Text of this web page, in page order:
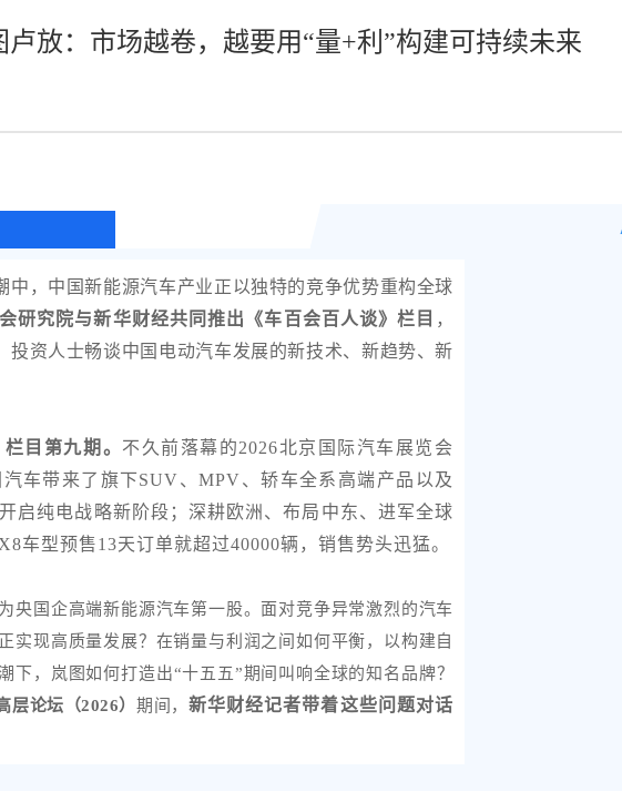
放：市场越卷，越要用“量+利”构建可持续未来
中，中国新能源汽车产业正以独特的竞争优势重构全球
研究院与新华财经共同推出《车百会百人谈》栏目 ，
投资人士畅谈中国电动汽车发展的新技术、新趋势、新
目第九期。 不久前落幕的2026北京国际汽车展览会
汽车带来了旗下SUV、MPV、轿车全系高端产品以及
启纯电战略新阶段；深耕欧洲、布局中东、进军全球
车型预售13天订单就超过40000辆，销售势头迅猛。
央国企高端新能源汽车第一股。面对竞争异常激烈的汽车
实现高质量发展？在销量与利润之间如何平衡，以构建自
下，岚图如何打造出“十五五”期间叫响全球的知名品牌？
层论坛（2026） 期间， 新华财经记者带着这些问题对话